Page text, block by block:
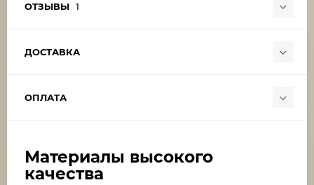
ОТЗЫВЫ 1
ДОСТАВКА
ОПЛАТА
Материалы высокого
качества